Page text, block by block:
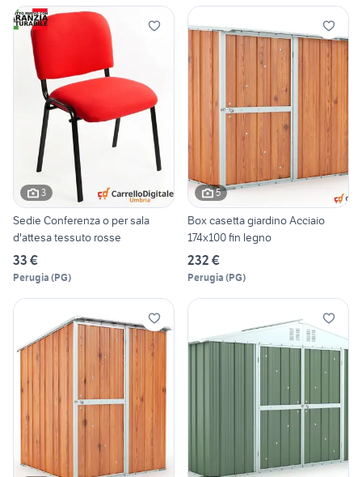
3
Sedie Conferenza o per sala
d'attesa tessuto rosse
33 €
Perugia (PG)
5
Box casetta giardino Acciaio
174x100 fin legno
232 €
Perugia (PG)